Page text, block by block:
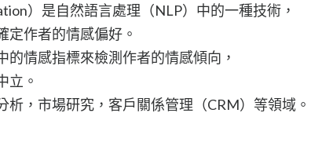
）是自然語言處理（NLP）中的一種技術，
定作者的情感偏好。
情感指標來檢測作者的情感傾向，
立。
，市場研究，客戶關係管理（CRM）等領域。